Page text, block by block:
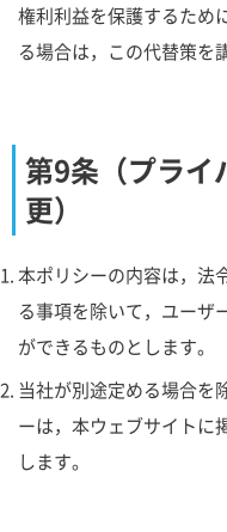
権利利益を保護するため
る場合は，この代替策を
第9条（プライ
更）
本ポリシーの内容は，法
る事項を除いて，ユーザ
ができるものとします。
当社が別途定める場合を
ーは，本ウェブサイトに
します。